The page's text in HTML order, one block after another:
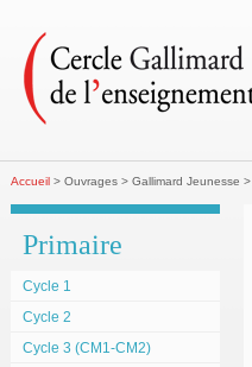
Accueil > Ouvrages > Gallimard Jeunesse >
Primaire
Cycle 1
Cycle 2
Cycle 3 (CM1-CM2)